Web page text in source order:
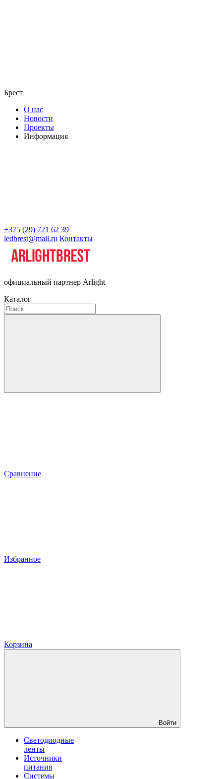
Брест
О нас
Новости
Проекты
Информация
+375 (29) 721 62 39
ledbrest@mail.ru Контакты
официальный партнер Arlight
Каталог
Сравнение
Избранное
Корзина
Войти
Светодиодные
ленты
Источники
питания
Системы